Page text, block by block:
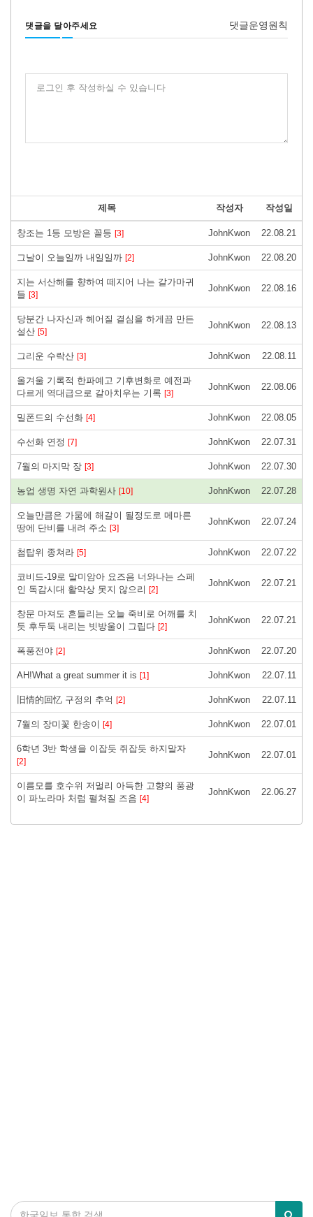
댓글을 달아주세요 댓글운영원칙
로그인 후 작성하실 수 있습니다
제목 작성자 작성일
창조는 1등 모방은 꼴등 [3] JohnKwon 22.08.21
그날이 오늘일까 내일일까 [2] JohnKwon 22.08.20
지는 서산해를 향하여 떼지어 나는 갈가마귀
들 [3]
JohnKwon 22.08.16
당분간 나자신과 헤어질 결심을 하게끔 만든
설산 [5]
JohnKwon 22.08.13
그리운 수락산 [3] JohnKwon 22.08.11
올겨울 기록적 한파예고 기후변화로 예전과
다르게 역대급으로 갈아치우는 기록 [3]
JohnKwon 22.08.06
밀폰드의 수선화 [4] JohnKwon 22.08.05
수선화 연정 [7] JohnKwon 22.07.31
7월의 마지막 장 [3] JohnKwon 22.07.30
농업 생명 자연 과학원사 [10] JohnKwon 22.07.28
오늘만큼은 가뭄에 해갈이 될정도로 메마른
땅에 단비를 내려 주소 [3]
JohnKwon 22.07.24
첨탑위 종쳐라 [5] JohnKwon 22.07.22
코비드-19로 말미암아 요즈음 너와나는 스페
인 독감시대 활약상 못지 않으리 [2]
JohnKwon 22.07.21
창문 마져도 흔들리는 오늘 죽비로 어깨를 치
듯 후두둑 내리는 빗방울이 그립다 [2]
JohnKwon 22.07.21
폭풍전야 [2] JohnKwon 22.07.20
AH!What a great summer it is [1] JohnKwon 22.07.11
旧情的回忆 구정의 추억 [2] JohnKwon 22.07.11
7월의 장미꽃 한송이 [4] JohnKwon 22.07.01
6학년 3반 학생을 이잡듯 쥐잡듯 하지말자
[2]
JohnKwon 22.07.01
이름모를 호수위 저멀리 아득한 고향의 풍광
이 파노라마 처럼 펼쳐질 즈음 [4]
JohnKwon 22.06.27